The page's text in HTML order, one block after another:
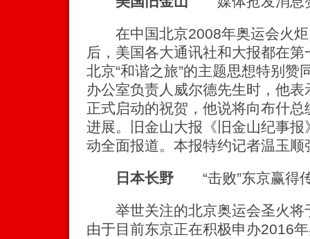
在中国北京2008年奥运会火炬
后，美国各大通讯社和大报都在
北京“和谐之旅”的主题思想特别赞
办公室负责人威尔德先生时，他
正式启动的祝贺，他说将向布什
进展。旧金山大报《旧金山纪事
动全面报道。本报特约记者温玉顺
日本长野 “击败”东京赢得
举世关注的北京奥运会圣火将
由于目前东京正在积极申办2016